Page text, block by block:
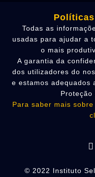
Todas as
usadas para ajudar a
o mais
A garantia da
dos utilizadores do
e estamos adequados
Proteção
Para saber mais
© 2022 Instituto
L
i
k